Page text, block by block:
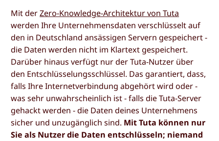
Mit derZero-Knowledge-Architektur von Tuta
werden Ihre Unternehmensdaten verschlüsselt auf
den in Deutschland ansässigen Servern gespeichert -
die Daten werden nicht im Klartext gespeichert.
Darüber hinaus verfügt nur der Tuta-Nutzer über
den Entschlüsselungsschlüssel. Das garantiert, dass,
falls Ihre Internetverbindung abgehört wird oder -
was sehr unwahrscheinlich ist - falls die Tuta-Server
gehackt werden - die Daten deines Unternehmens
sicher und unzugänglich sind. Mit Tuta können nur
Sie als Nutzer die Daten entschlüsseln; niemand